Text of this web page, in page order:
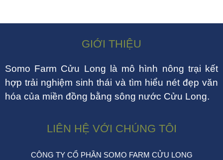
GIỚI THIỆU
Somo Farm Cửu Long là mô hình nông trại kết
hợp trải nghiệm sinh thái và tìm hiểu nét đẹp văn
hóa của miền đồng bằng sông nước Cửu Long.
LIÊN HỆ VỚI CHÚNG TÔI
CÔNG TY CỔ PHẦN SOMO FARM CỬU LONG